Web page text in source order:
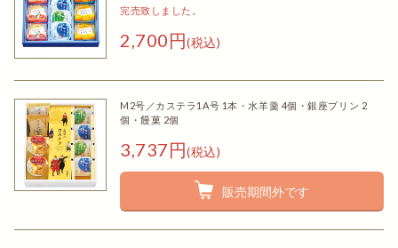
完売致しました。
2,700円(税込)
M2号／カステラ1A号 1本・水羊羹 4個・銀座プリン 2
個・饅菓 2個
3,737円(税込)
販売期間外です